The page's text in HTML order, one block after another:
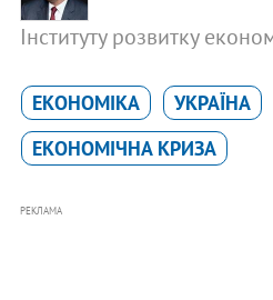
Інституту розвитку
ЕКОНОМІКА
УКРАЇНА
ЕКОНОМІЧНА КРИЗА
РЕКЛАМА